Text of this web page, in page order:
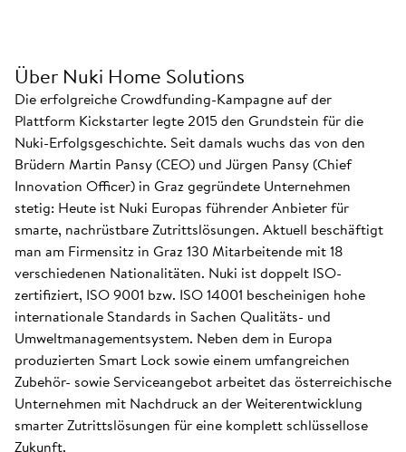
Über Nuki Home Solutions
Die erfolgreiche Crowdfunding-Kampagne auf der
Plattform Kickstarter legte 2015 den Grundstein für die
Nuki-Erfolgsgeschichte. Seit damals wuchs das von den
Brüdern Martin Pansy (CEO) und Jürgen Pansy (Chief
Innovation Officer) in Graz gegründete Unternehmen
stetig: Heute ist Nuki Europas führender Anbieter für
smarte, nachrüstbare Zutrittslösungen. Aktuell beschäftigt
man am Firmensitz in Graz 130 Mitarbeitende mit 18
verschiedenen Nationalitäten. Nuki ist doppelt ISO-
zertifiziert, ISO 9001 bzw. ISO 14001 bescheinigen hohe
internationale Standards in Sachen Qualitäts- und
Umweltmanagementsystem. Neben dem in Europa
produzierten Smart Lock sowie einem umfangreichen
Zubehör- sowie Serviceangebot arbeitet das österreichische
Unternehmen mit Nachdruck an der Weiterentwicklung
smarter Zutrittslösungen für eine komplett schlüssellose
Zukunft.